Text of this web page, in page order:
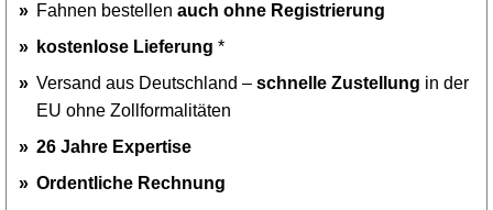
Fahnen bestellen auch ohne Registrierung
kostenlose Lieferung *
Versand aus Deutschland – schnelle Zustellung in der
EU ohne Zollformalitäten
26 Jahre Expertise
Ordentliche Rechnung